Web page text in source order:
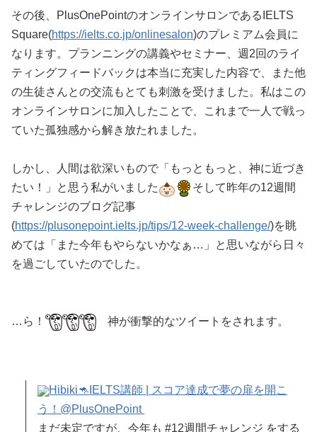
その後、PlusOnePointのオンラインサロンであるIELTS
Square(https://ielts.co.jp/onlinesalon)のプレミアム会員に
なります。プランニングの講義やセミナー、週2回のライ
ティングフィードバックは本当に充実した内容で、また他
の生徒さんとの交流もとても刺激を受けました。私はこの
オンラインサロンに加入したことで、これまで一人で戦っ
ていた孤独感から解き放たれました。
しかし、人間は欲深いもので「もっともっと、神に近づき
たい！」と思う私がいました
そして昨年の12週間
チャレンジのブログ記事
(https://plusonepoint.ielts.jp/tips/12-week-challenge/)を眺
めては「また今年もやらないかなぁ…」と思いながら日々
を過ごしていたのでした。
…ら！ 神が衝撃的なツイートをされます。
Hibiki🦘IELTS講師 | スコア達成で夢の扉を開こ
う！ @PlusOnePoint
まだ未定ですが、今年も #12週間チャレンジ をする